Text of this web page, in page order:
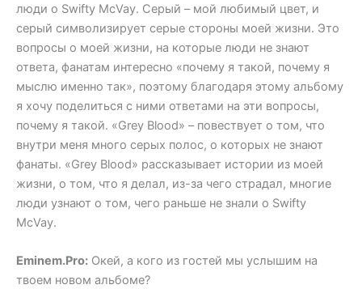
люди о Swifty McVay. Серый – мой любимый цвет, и
серый символизирует серые стороны моей жизни. Это
вопросы о моей жизни, на которые люди не знают
ответа, фанатам интересно «почему я такой, почему я
мыслю именно так», поэтому благодаря этому альбому
я хочу поделиться с ними ответами на эти вопросы,
почему я такой. «Grey Blood» – повествует о том, что
внутри меня много серых полос, о которых не знают
фанаты. «Grey Blood» рассказывает истории из моей
жизни, о том, что я делал, из-за чего страдал, многие
люди узнают о том, чего раньше не знали о Swifty
McVay.
Eminem.Pro: Окей, а кого из гостей мы услышим на
твоем новом альбоме?